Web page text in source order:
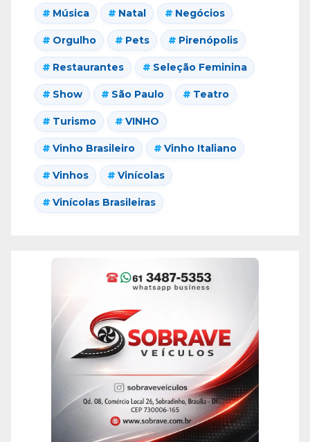
Música Natal Negócios
Orgulho Pets Pirenópolis
Restaurantes Seleção Feminina
Show São Paulo Teatro
Turismo VINHO
Vinho Brasileiro Vinho Italiano
Vinhos Vinícolas
Vinícolas Brasileiras